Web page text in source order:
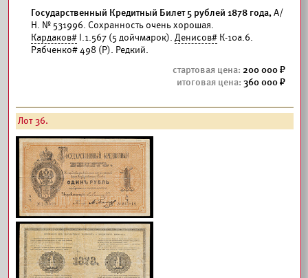
Государственный Кредитный Билет 5 рублей 1878 года,А/
Н. № 531996. Сохранность очень хорошая.
Кардаков# I.1.567 (5 дойчмарок). Денисов# К-10а.6.
Рябченко# 498 (Р). Редкий.
200 000
360 000
Лот 36.